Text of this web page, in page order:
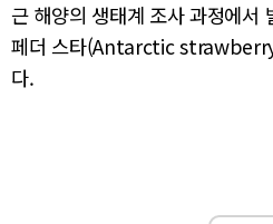
근 해양의 생태계 조사 과정에서
페더 스타(Antarctic
다.